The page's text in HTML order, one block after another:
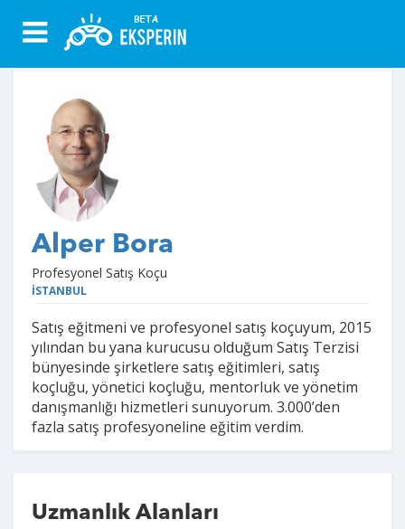
Alper Bora
Profesyonel Satış Koçu
İSTANBUL
Satış eğitmeni ve profesyonel satış koçuyum, 2015
yılından bu yana kurucusu olduğum Satış Terzisi
bünyesinde şirketlere satış eğitimleri, satış
koçluğu, yönetici koçluğu, mentorluk ve yönetim
danışmanlığı hizmetleri sunuyorum. 3.000’den
fazla satış profesyoneline eğitim verdim.
Uzmanlık Alanları